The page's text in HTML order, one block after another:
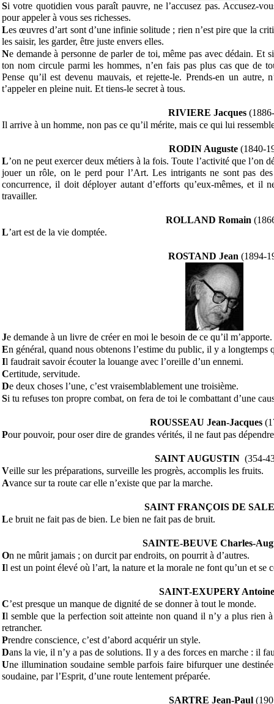
Si votre quotidien vous paraît pauvre, ne l’accusez pas. Accusez-
pour appeler à vous ses richesses.
Les œuvres d’art sont d’une infinie solitude ; rien n’est pire que la
les saisir, les garder, être juste envers elles.
Ne demande à personne de parler de toi, même pas avec dédain. Et
ton nom circule parmi les hommes, n’en fais pas plus cas que de
Pense qu’il est devenu mauvais, et rejette-le. Prends-en un autre,
t’appeler en pleine nuit. Et tiens-le secret à tous.
RIVIERE Jacques
Il arrive à un homme, non pas ce qu’il mérite, mais ce qui lui
RODIN Auguste (1840-
L’on ne peut exercer deux métiers à la fois. Toute l’activité que l’on
jouer un rôle, on le perd pour l’Art. Les intrigants ne sont pas
concurrence, il doit déployer autant d’efforts qu’eux-mêmes, et il
travailler.
ROLLAND Romain
L’art est de la vie domptée.
ROSTAND Jean (1894-
Je demande à un livre de créer en moi le besoin de ce qu’il m’apporte.
En général, quand nous obtenons l’estime du public, il y a longtemps
Il faudrait savoir écouter la louange avec l’oreille d’un ennemi.
Certitude, servitude.
De deux choses l’une, c’est vraisemblablement une troisième.
Si tu refuses ton propre combat, on fera de toi le combattant d’une
ROUSSEAU Jean-Jacques
Pour pouvoir, pour oser dire de grandes vérités, il ne faut pas
SAINT AUGUSTIN (354-
Veille sur les préparations, surveille les progrès, accomplis les fruits.
Avance sur ta route car elle n’existe que par la marche.
SAINT FRANÇOIS DE
Le bruit ne fait pas de bien. Le bien ne fait pas de bruit.
SAINTE-BEUVE Charles-
On ne mûrit jamais ; on durcit par endroits, on pourrit à d’autres.
Il est un point élevé où l’art, la nature et la morale ne font qu’un et se
SAINT-EXUPERY
C’est presque un manque de dignité de se donner à tout le monde.
Il semble que la perfection soit atteinte non quand il n’y a plus rien
retrancher.
Prendre conscience, c’est d’abord acquérir un style.
Dans la vie, il n’y a pas de solutions. Il y a des forces en marche : il
Une illumination soudaine semble parfois faire bifurquer une
soudaine, par l’Esprit, d’une route lentement préparée.
SARTRE Jean-Paul